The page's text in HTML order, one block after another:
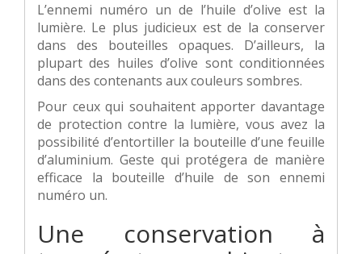
L’ennemi numéro un de l’huile d’olive est la
lumière. Le plus judicieux est de la conserver
dans des bouteilles opaques. D’ailleurs, la
plupart des huiles d’olive sont conditionnées
dans des contenants aux couleurs sombres.
Pour ceux qui souhaitent apporter davantage
de protection contre la lumière, vous avez la
possibilité d’entortiller la bouteille d’une feuille
d’aluminium. Geste qui protégera de manière
efficace la bouteille d’huile de son ennemi
numéro un.
Une conservation à